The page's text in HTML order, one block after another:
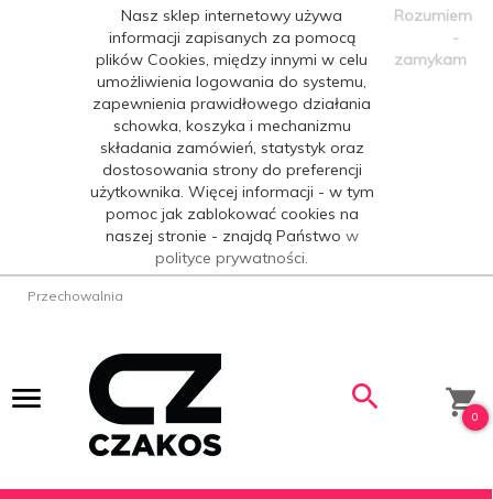
Nasz sklep internetowy używa
informacji zapisanych za pomocą
plików Cookies, między innymi w celu
umożliwienia logowania do systemu,
zapewnienia prawidłowego działania
schowka, koszyka i mechanizmu
składania zamówień, statystyk oraz
dostosowania strony do preferencji
użytkownika. Więcej informacji - w tym
pomoc jak zablokować cookies na
naszej stronie - znajdą Państwo w
polityce prywatności.
Rozumiem
-
zamykam
Przechowalnia
0